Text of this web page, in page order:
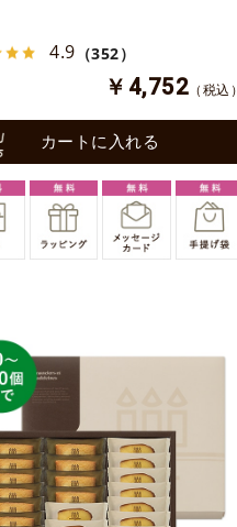
4.9 （352）
￥4,752 （税込）
カートに入れる